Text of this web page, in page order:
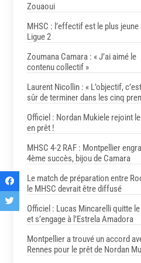
Zouaoui
MHSC : l’effectif est le plus jeune
Ligue 2
Zoumana Camara : « J’ai aimé le
contenu collectif »
Laurent Nicollin : « L’objectif,
sûr de terminer dans les cinq
Officiel : Nordan Mukiele rejoint
en prêt !
MHSC 4-2 RAF : Montpellier
4ème succès, bijou de Camara
Le match de préparation entre
le MHSC devrait être diffusé
Officiel : Lucas Mincarelli quitte le
et s’engage à l’Estrela Amadora
Montpellier a trouvé un accord
Rennes pour le prêt de Nordan